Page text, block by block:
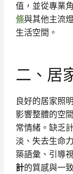
值，並從專業
條與其他主流
生活空間。
二、居
良好的居家照
影響整體的空
常情緒。缺乏
淡、失去生命
築語彙、引導
計的質感與一